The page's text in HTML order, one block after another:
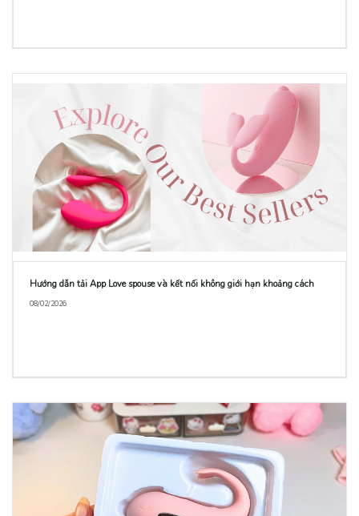
Hướng dẫn tải App Love spouse và kết nối không giới hạn khoảng cách
08/02/2026